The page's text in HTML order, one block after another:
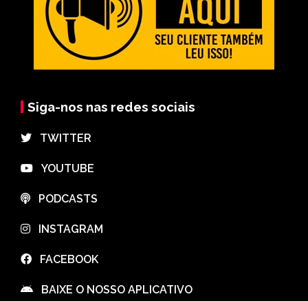
Siga-nos nas redes sociais
⠀TWITTER
⠀YOUTUBE
⠀PODCASTS
⠀INSTAGRAM
⠀FACEBOOK
⠀BAIXE O NOSSO APLICATIVO